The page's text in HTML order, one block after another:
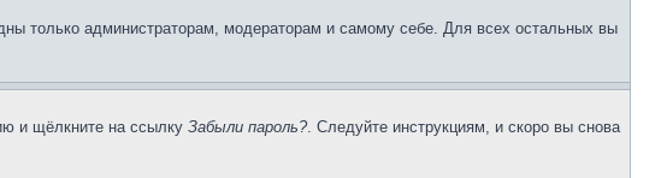
только администраторам, модераторам и самому себе. Для всех остальных вы
и щёлкните на ссылку Забыли пароль?. Следуйте инструкциям, и скоро вы снова